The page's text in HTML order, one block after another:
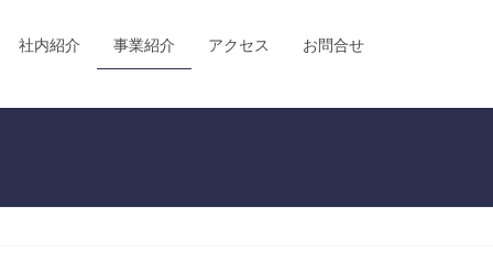
社内紹介 事業紹介 アクセス お問合せ